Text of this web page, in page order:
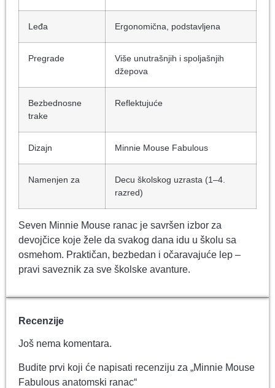
Leđa Ergonomična, podstavljena
Pregrade
Više unutrašnjih i spoljašnjih
džepova
Bezbednosne
trake
Reflektujuće
Dizajn Minnie Mouse Fabulous
Namenjen za
Decu školskog uzrasta (1–4.
razred)
Seven Minnie Mouse ranac je savršen izbor za
devojčice koje žele da svakog dana idu u školu sa
osmehom. Praktičan, bezbedan i očaravajuće lep –
pravi saveznik za sve školske avanture.
Recenzije
Još nema komentara.
Budite prvi koji će napisati recenziju za „Minnie Mouse
Fabulous anatomski ranac“